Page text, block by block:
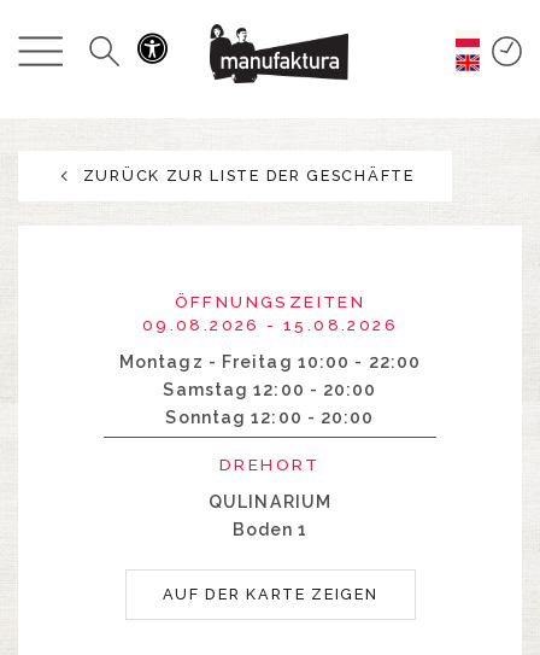
GESCHEHEN
ANGEBOTE
RESTAURANTS
ZURÜCK ZUR LISTE DER GESCHÄFTE
ÖFFNUNGSZEITEN
09.08.2026 - 15.08.2026
Montagz - Freitag 10:00 - 22:00
Samstag 12:00 - 20:00
Sonntag 12:00 - 20:00
DREHORT
QULINARIUM
Boden 1
AUF DER KARTE ZEIGEN